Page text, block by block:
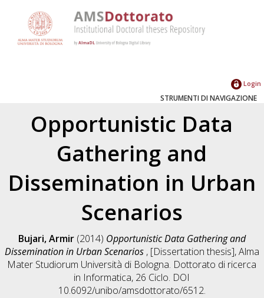
Login
STRUMENTI DI NAVIGAZIONE
Opportunistic Data
Gathering and
Dissemination in Urban
Scenarios
Bujari, Armir(2014) Opportunistic Data Gathering and
Dissemination in Urban Scenarios , [Dissertation thesis], Alma
Mater Studiorum Università di Bologna. Dottorato di ricerca
in Informatica, 26 Ciclo. DOI
10.6092/unibo/amsdottorato/6512.